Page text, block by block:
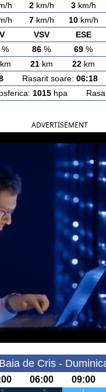
h 2km/h 3km/h
h 7km/h 10km/h
VSV ESE
% 86 % 69 %
21km 22km
Rasarit soare: 06:18
1015hpa
ADVERTISEMENT
de Cris -
06:00 09:00